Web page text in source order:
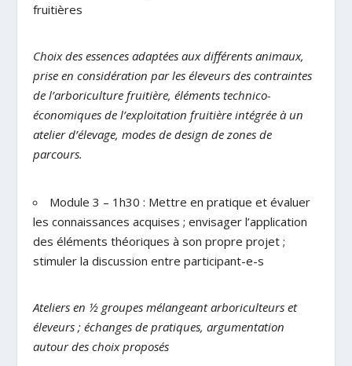
fruitières
Choix des essences adaptées aux différents animaux,
prise en considération par les éleveurs des contraintes
de l’arboriculture fruitière, éléments technico-
économiques de l’exploitation fruitière intégrée à un
atelier d’élevage, modes de design de zones de
parcours.
Module 3 – 1h30 : Mettre en pratique et évaluer
les connaissances acquises ; envisager l’application
des éléments théoriques à son propre projet ;
stimuler la discussion entre participant-e-s
Ateliers en ½ groupes mélangeant arboriculteurs et
éleveurs ; échanges de pratiques, argumentation
autour des choix proposés